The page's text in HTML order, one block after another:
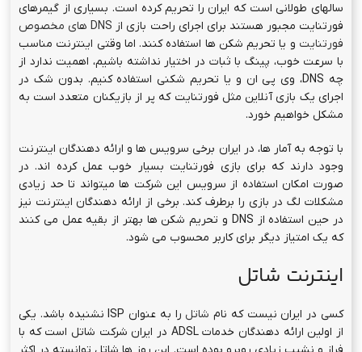
سالهای طولانی است که ایران را تحریم کرده است. بسیاری از گیمرهای
فورتنایت مجبور هستند برای اجرای راحت بازی از
DNS های مخصوص
فورتنایت و یا تحریم شکن ها استفاده کنند. اما وقتی اینترنت مناسب
با سرعت خوب، پینگ با ثبات در اختیار نداشته باشیم، اهمیت ندارد از
چه DNS، وی پی ان و یا تحریم شکنی استفاده کنیم. بدون شک در
اجرای یک بازی آنلاین مثل فورتنایت که پر از بازیکنان متعدد است به
مشکل خواهیم خورد.
با توجه به آمار ها، در ایران برخی سرویس ها و ارائه دهندگان اینترنت
وجود دارند که برای بازی فورتنایت بسیار خوب عمل کرده اند. در
صورت امکان استفاده از سرویس این شرکت ها میتواند تا حد زیادی
مشکلات لگ در بازی را برطرف کند. برخی از ارائه دهندگان اینترنت نیز
در حین استفاده از DNS و تحریم شکن ها بهتر از بقیه عمل می کنند
که یک امتیاز دیگر برای کاربر محسوب می شود.
اینترنت شاتل
کسی در ایران نیست که نام شاتل
را به عنوان ISP نشنیده باشد. یکی
از اولین ارائه دهندگان خدمات ADSL در ایران شرکت شاتل است که با